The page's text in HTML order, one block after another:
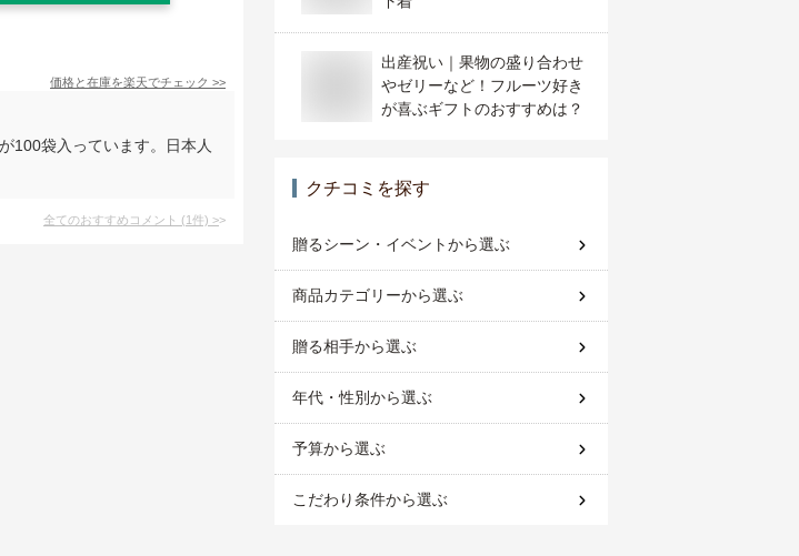
価格と在庫を楽天でチェック >>
100袋入っています。日本人
全てのおすすめコメント (1件) >
出産祝い｜果物の盛り合わせ
やゼリーなど！フルーツ好き
が喜ぶギフトのおすすめは？
クチコミを探す
贈るシーン・イベントから選ぶ
商品カテゴリーから選ぶ
贈る相手から選ぶ
年代・性別から選ぶ
予算から選ぶ
こだわり条件から選ぶ